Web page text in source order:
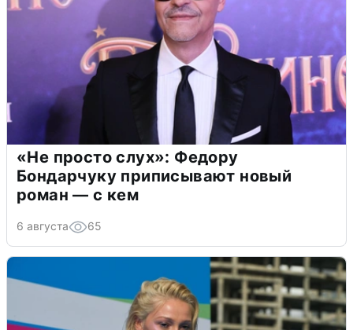
«Не просто слух»: Федору
Бондарчуку приписывают новый
роман — с кем
6 августа 65